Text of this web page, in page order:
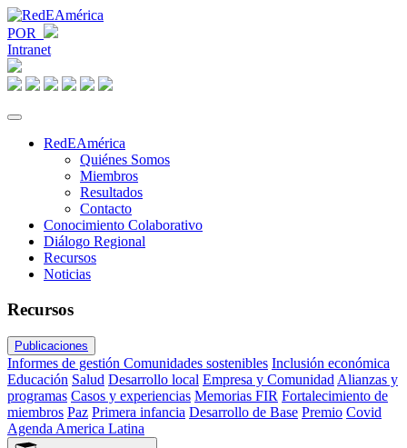
POR
Intranet
RedEAmérica
Quiénes Somos
Miembros
Resultados
Contacto
Conocimiento Colaborativo
Diálogo Regional
Recursos
Noticias
Recursos
Publicaciones
Informes de gestión Comunidades sostenibles Inclusión económica
Educación Salud Desarrollo local Empresa y ComunidadAlianzas y
programas Casos y experiencias Memorias FIR Fortalecimiento de
miembros Paz Primera infancia Desarrollo de Base Premio Covid
Agenda America Latina